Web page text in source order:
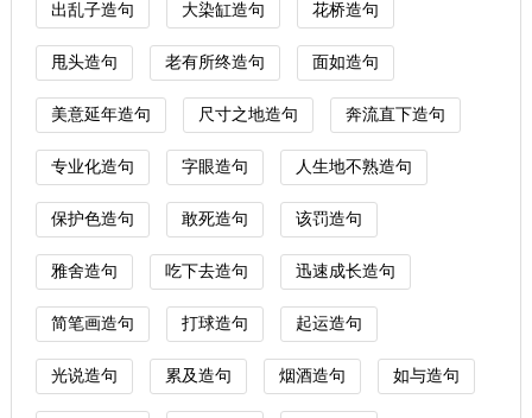
出乱子造句 大染缸造句 花桥造句
甩头造句 老有所终造句 面如造句
美意延年造句 尺寸之地造句 奔流直下造句
专业化造句 字眼造句 人生地不熟造句
保护色造句 敢死造句 该罚造句
雅舍造句 吃下去造句 迅速成长造句
简笔画造句 打球造句 起运造句
光说造句 累及造句 烟酒造句 如与造句